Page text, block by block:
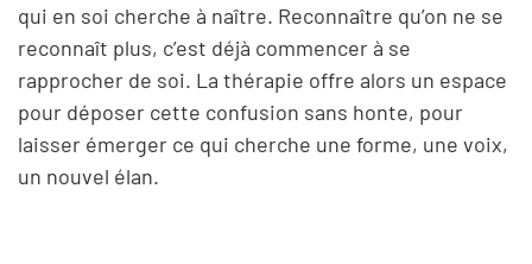
qui en soi cherche à naître. Reconnaître qu’on ne se
reconnaît plus, c’est déjà commencer à se
rapprocher de soi. La thérapie offre alors un espace
pour déposer cette confusion sans honte, pour
laisser émerger ce qui cherche une forme, une voix,
un nouvel élan.